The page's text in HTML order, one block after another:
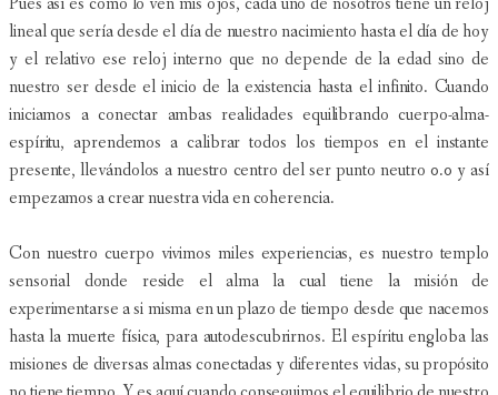
lineal que sería desde el día de nuestro nacimiento hasta el día de hoy
y el relativo ese reloj interno que no depende de la edad sino de
nuestro ser desde el inicio de la existencia hasta el infinito. Cuando
iniciamos a conectar ambas realidades equilibrando cuerpo-alma-
espíritu, aprendemos a calibrar todos los tiempos en el instante
presente, llevándolos a nuestro centro del ser punto neutro 0.0 y así
empezamos a crear nuestra vida en coherencia.
Con nuestro cuerpo vivimos miles experiencias, es nuestro templo
sensorial donde reside el alma la cual tiene la misión de
experimentarse a si misma en un plazo de tiempo desde que nacemos
hasta la muerte física, para autodescubrirnos. El espíritu engloba las
misiones de diversas almas conectadas y diferentes vidas, su propósito